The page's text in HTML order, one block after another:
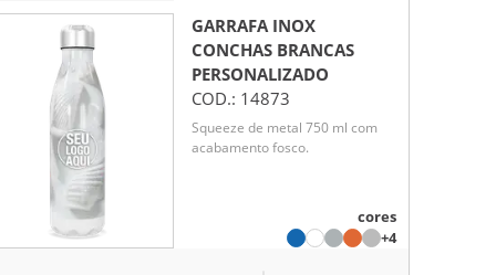
GARRAFA INOX
CONCHAS BRANCAS
PERSONALIZADO
COD.: 14873
Squeeze de metal 750 ml com
acabamento fosco.
cores
+4